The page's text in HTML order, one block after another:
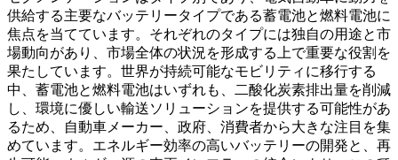
供給する主要なバッテリータイプである蓄電池と燃料電池に
焦点を当てています。それぞれのタイプには独自の用途と市
場動向があり、市場全体の状況を形成する上で重要な役割を
果たしています。世界が持続可能なモビリティに移行する
中、蓄電池と燃料電池はいずれも、二酸化炭素排出量を削減
し、環境に優しい輸送ソリューションを提供する可能性があ
るため、自動車メーカー、政府、消費者から大きな注目を集
めています。エネルギー効率の高いバッテリーの開発と、再